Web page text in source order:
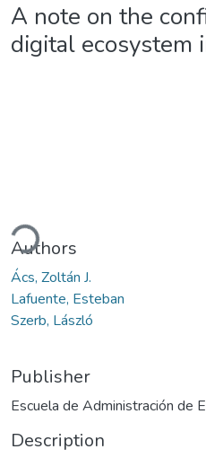
A note on the
digital ecosystem
Authors
Ács, Zoltán J.
Lafuente, Esteban
Szerb, László
Publisher
Escuela de Administración de
Description